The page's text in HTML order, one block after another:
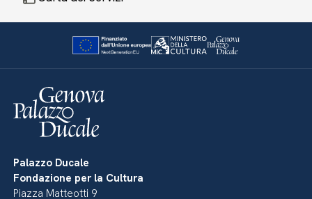
Palazzo Ducale
Fondazione per la Cultura
Piazza Matteotti 9